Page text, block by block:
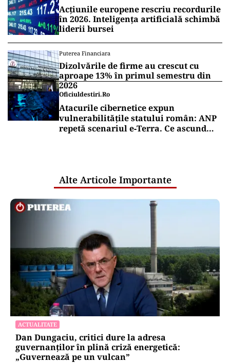
Acțiunile europene rescriu recordurile
în 2026. Inteligența artificială schimbă
liderii bursei
Puterea Financiara
Dizolvările de firme au crescut cu
aproape 13% în primul semestru din
2026
Oficiuldestiri.ro
Atacurile cibernetice expun
vulnerabilitățile statului român: ANP
repetă scenariul e‑Terra. Ce ascund
Alte Articole Importante
ACTUALITATE
Dan Dungaciu, critici dure la adresa
guvernanților în plină criză energetică:
„Guvernează pe un vulcan”